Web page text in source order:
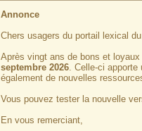
Annonce
Chers usagers du portail lexical
Après vingt ans de bons et
septembre 2026. Celle-ci
également de nouvelles
Vous pouvez tester la nouvelle
En vous remerciant,